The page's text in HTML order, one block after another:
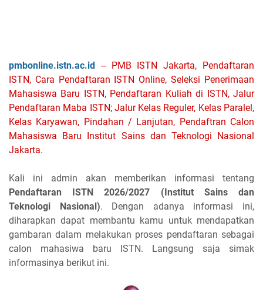
pmbonline.istn.ac.id -- PMB ISTN Jakarta, Pendaftaran
ISTN, Cara Pendaftaran ISTN Online, Seleksi Penerimaan
Mahasiswa Baru ISTN, Pendaftaran Kuliah di ISTN, Jalur
Pendaftaran Maba ISTN; Jalur Kelas Reguler, Kelas Paralel,
Kelas Karyawan, Pindahan / Lanjutan, Pendaftran Calon
Mahasiswa Baru Institut Sains dan Teknologi Nasional
Jakarta.
Kali ini admin akan memberikan informasi tentang
Pendaftaran ISTN 2026/2027 (Institut Sains dan
Teknologi Nasional). Dengan adanya informasi ini,
diharapkan dapat membantu kamu untuk mendapatkan
gambaran dalam melakukan proses pendaftaran sebagai
calon mahasiwa baru ISTN. Langsung saja simak
informasinya berikut ini.